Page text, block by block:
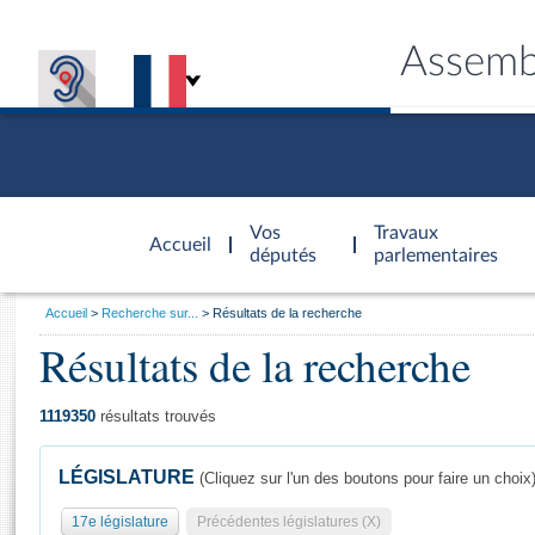
Accueil
d'accueil
Vos
députés
Travaux
parlementaires
Général
Vous
Accueil Recherche sur... Résultats de la recherche
Résultats de la recherche
1119350 résultats trouvés
LÉGISLATURE (Cliquez sur l'un des boutons pour faire un choix)
17e législature Précédentes législatures (X)